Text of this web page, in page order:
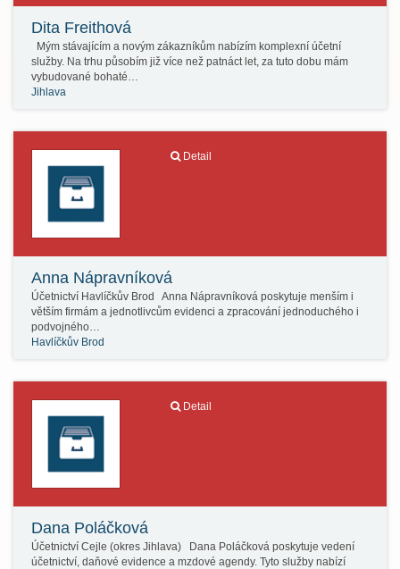
Dita Freithová
Mým stávajícím a novým zákazníkům nabízím komplexní účetní
služby. Na trhu působím již více než patnáct let, za tuto dobu mám
vybudované bohaté…
Jihlava
Detail
Anna Nápravníková
Účetnictví Havlíčkův Brod Anna Nápravníková poskytuje menším i
větším firmám a jednotlivcům evidenci a zpracování jednoduchého i
podvojného…
Havlíčkův Brod
Detail
Dana Poláčková
Účetnictví Cejle (okres Jihlava) Dana Poláčková poskytuje vedení
účetnictví, daňové evidence a mzdové agendy. Tyto služby nabízí